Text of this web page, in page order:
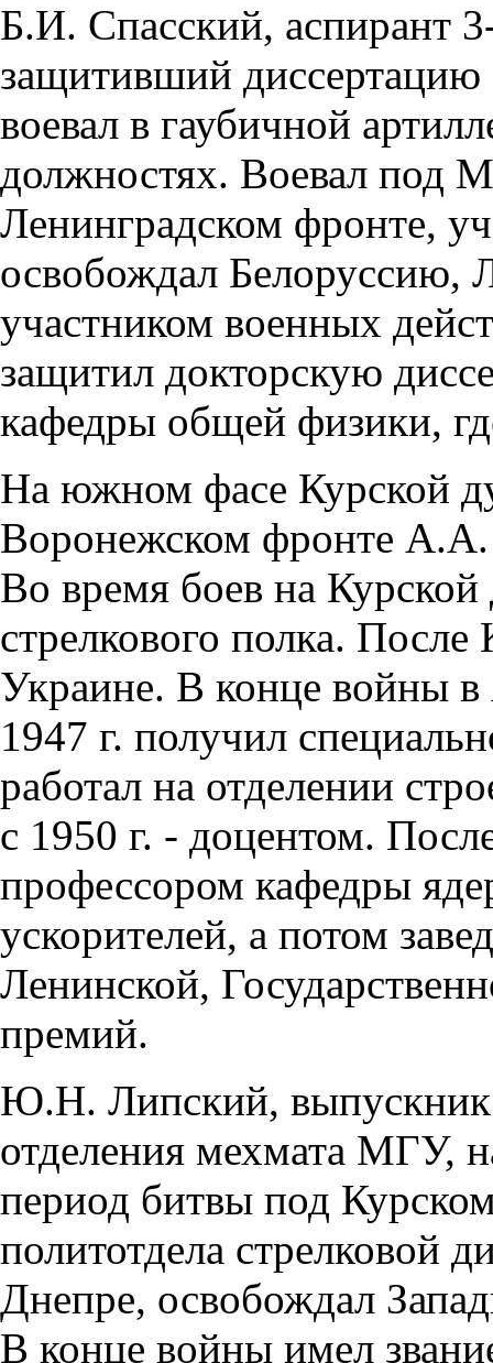
Б.И. Спасский, аспирант
защитивший диссертацию
воевал в гаубичной
должностях. Воевал под
Ленинградском фронте,
освобождал Белоруссию,
участником военных
защитил докторскую
кафедры общей физики,
На южном фасе Курской
Воронежском фронте А.А.
Во время боев на
стрелкового полка.
Украине. В конце войны
1947 г. получил
работал на отделении
с 1950 г. - доцентом.
профессором кафедры
ускорителей, а потом
Ленинской,
премий.
Ю.Н. Липский, выпускник
отделения мехмата МГУ,
период битвы под
политотдела стрелковой
Днепре, освобождал
В конце войны имел